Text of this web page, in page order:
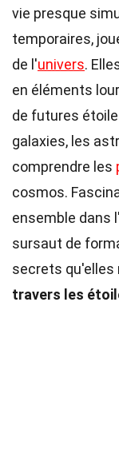
vie presque
temporaires,
de l'univers.
en éléments
de futures
galaxies, les
comprendre les
cosmos.
ensemble dans
sursaut de
secrets qu'elles
travers les